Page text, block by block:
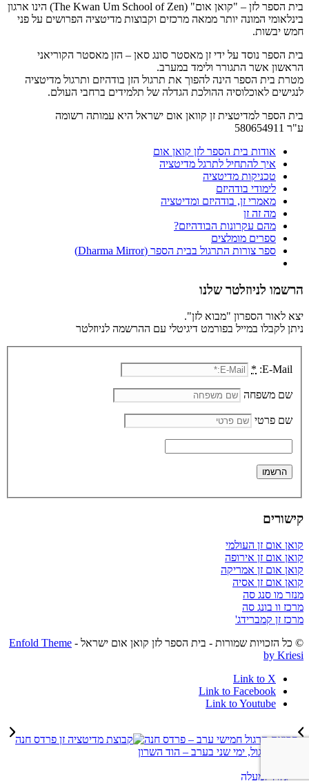
בית הספר לזן – "קואן אום" (The Kwan Um School of Zen) הינו ארגון
בינלאומי המונה יותר ממאה מרכזים וקבוצות מדיטציה הפרושים על פני
חמש יבשות.
בית הספר נוסד על ידי זן מאסטר סונג סאן – הזן מאסטר הקוריאני
הראשון אשר התגורר ולימד במערב.
מטרת בית הספר הינה להפוך את תרגול הזן בודהיזם ותרגול מדיטציה
לנגישים לאוכלוסיה ההולכת הגדלה של תלמידים ברחבי העולם.
בית הספר למדיטצית זן קוואן אום ישראל היא עמותה רשומה
ע"ר 580654911
אודות בית הספר לזן קואן אום
איך להתחיל לתרגל מדיטציה
טכניקות מדיטציה
לימודי בודהיזם
מאמרי זן, בודהיזם ומדיטציה
מה זה זן
מהם עקרונות הבודהיזם?
ספרים מומלצים
ספר צורות התרגול בבית הספר (Dharma Mirror)
הרשמו לניוזלטר שלנו
יצא לאור הספרון "מבוא לזן".
ניתן לקבלו במייל בפורמט דיגיטלי עם ההרשמה לניוזלטר
E-Mail:
*
שם משפחה
שם פרטי
קישורים
קואן אום זן העולמי
קואן אום זן אירופה
קואן אום זן אמריקה
קואן אום זן אסיה
מנזר מו סנג סה
מרכז וו בונג סה
מרכז זן קמברידג'
© כל הזכויות שמורות - בית הספר לזן קואן אום ישראל - Enfold Theme
by Kriesi
Link to X
Link to Facebook
Link to Youtube
קבוצת תרגול חמישי ערב – פרדס חנה
קבוצת תרגול, ימי שני בערב – הוד השרון
גלול למעלה